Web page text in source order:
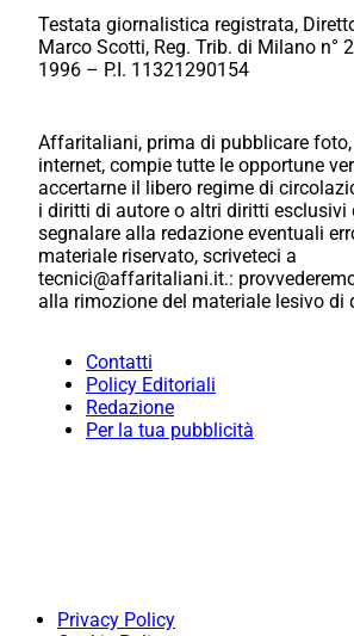
Testata giornalistica registrata,
Marco Scotti, Reg. Trib. di Milano n°
1996 – P.I. 11321290154
Affaritaliani, prima di pubblicare
internet, compie tutte le opportune
accertarne il libero regime di
i diritti di autore o altri diritti esclusivi
segnalare alla redazione eventuali
materiale riservato, scriveteci a
tecnici@affaritaliani.it.:
alla rimozione del materiale lesivo di
Contatti
Policy Editoriali
Redazione
Per la tua pubblicità
Privacy Policy